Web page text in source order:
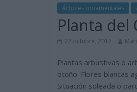
Árboles ornamentales
Planta del
22 octubre, 2017
Plantas arbustivas o
otoño. Flores blancas
Situación soleada o